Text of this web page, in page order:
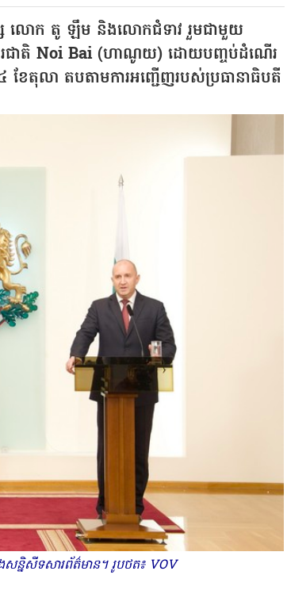
ស លោក តូ ឡឹម និងលោកជំទាវ រួមជាមួយ
រជាតិ Noi Bai (ហាណូយ) ដោយបញ្ចប់ដំណើរ
ខែតុលា តបតាមការអញ្ជើញរបស់ប្រធានាធិបតី
សន្និសីទសារព័ត៌មាន។ រូបថត៖ VOV